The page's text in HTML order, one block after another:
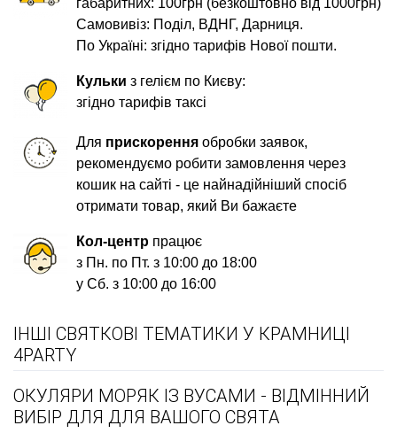
Самовивіз: Поділ, ВДНГ, Дарниця.
По Україні: згідно тарифів Нової пошти.
Кульки з гелієм по Києву:
згідно тарифів таксі
Для прискорення обробки заявок,
рекомендуємо робити замовлення через
кошик на сайті - це найнадійніший спосіб
отримати товар, який Ви бажаєте
Кол-центр працює
з Пн. по Пт. з 10:00 до 18:00
у Сб. з 10:00 до 16:00
ІНШІ СВЯТКОВІ ТЕМАТИКИ У КРАМНИЦІ
4PARTY
ОКУЛЯРИ МОРЯК ІЗ ВУСАМИ - ВІДМІННИЙ
ВИБІР ДЛЯ ДЛЯ ВАШОГО СВЯТА